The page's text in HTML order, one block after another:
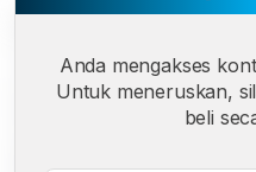
Anda mengakses
Untuk meneruskan,
beli